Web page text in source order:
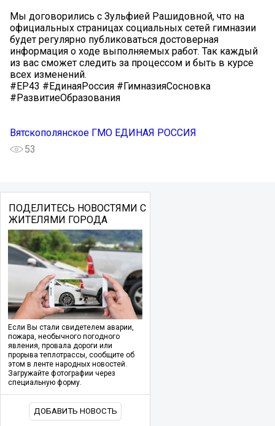
Мы договорились с Зульфией Рашидовной, что на
официальных страницах социальных сетей гимназии
будет регулярно публиковаться достоверная
информация о ходе выполняемых работ. Так каждый
из вас сможет следить за процессом и быть в курсе
всех изменений.
#ЕР43 #ЕдинаяРоссия #ГимназияСосновка
#РазвитиеОбразования
Вятскополянское ГМО ЕДИНАЯ РОССИЯ
53
ПОДЕЛИТЕСЬ НОВОСТЯМИ С
ЖИТЕЛЯМИ ГОРОДА
Если Вы стали свидетелем аварии,
пожара, необычного погодного
явления, провала дороги или
прорыва теплотрассы, сообщите об
этом в ленте народных новостей.
Загружайте фотографии через
специальную форму.
ДОБАВИТЬ НОВОСТЬ